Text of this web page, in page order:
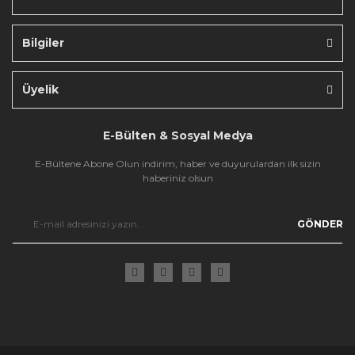
Bilgiler
Üyelik
E-Bülten & Sosyal Medya
E-Bültene Abone Olun indirim, haber ve duyurulardan ilk sizin
haberiniz olsun
GÖNDER